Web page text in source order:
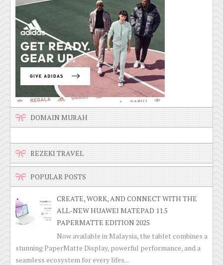
DOMAIN MURAH
REZEKI TRAVEL
POPULAR POSTS
CREATE, WORK, AND CONNECT WITH THE
ALL-NEW HUAWEI MATEPAD 11.5
PAPERMATTE EDITION 2025
Now available in Malaysia, the tablet combines a
stunning PaperMatte Display, powerful performance, and a
seamless ecosystem for every lifes...